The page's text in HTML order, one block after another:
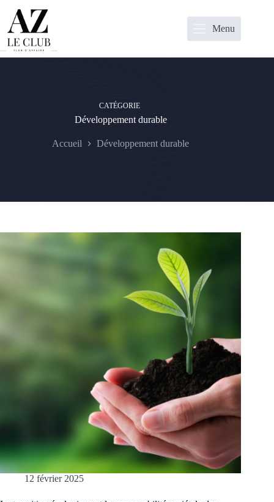
contenu
Menu
CATÉGORIE
Développement durable
Accueil Développement durable
12 février 2025